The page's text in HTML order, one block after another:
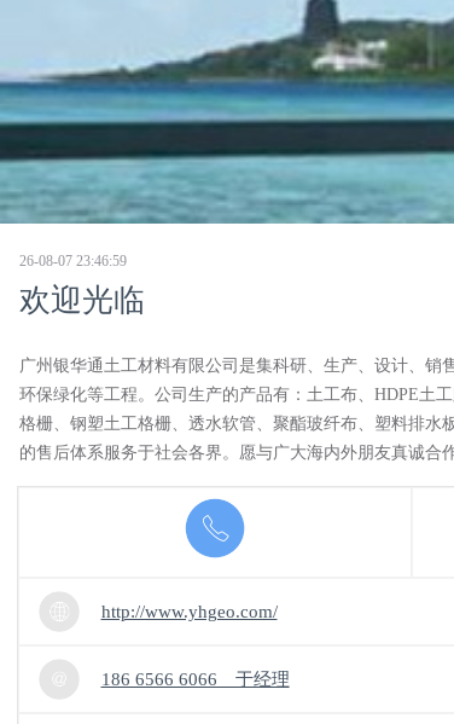
26-08-07 23:46:59
欢迎光临
广州银华通土工材料有限公司是集科研、生产、设计、
环保绿化等工程。公司生产的产品有：土工布、HDPE土
格栅、钢塑土工格栅、透水软管、聚酯玻纤布、塑料排水
的售后体系服务于社会各界。愿与广大海内外朋友真诚合
http://www.yhgeo.com/
186 6566 6066 于经理